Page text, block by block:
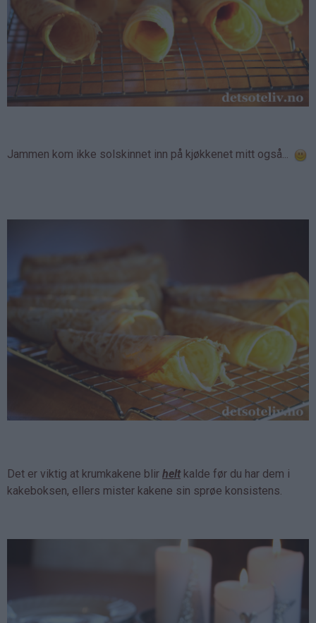
Jammen kom ikke solskinnet inn på kjøkkenet mitt også...
Det er viktig at krumkakene blir heltkalde før du har dem i
kakeboksen, ellers mister kakene sin sprøe konsistens.